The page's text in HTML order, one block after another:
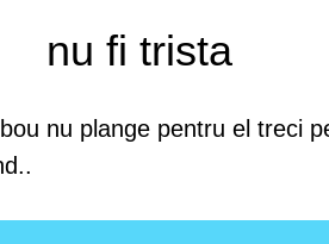
nu fi trista
nu plange pentru el treci